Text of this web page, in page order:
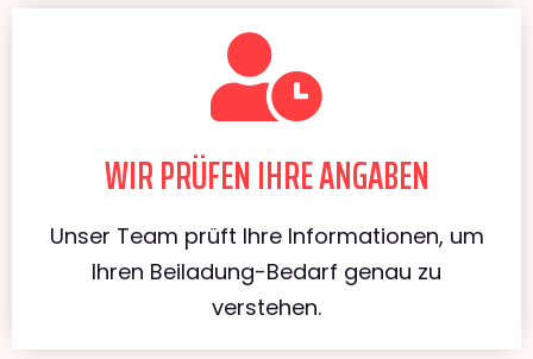
WIR PRÜFEN IHRE ANGABEN
Unser Team prüft Ihre Informationen, um
Ihren Beiladung-Bedarf genau zu
verstehen.